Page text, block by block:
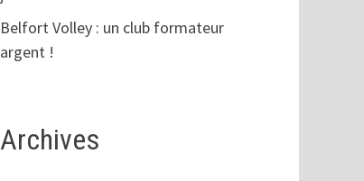
Belfort Volley : un club formateur
argent !
Archives